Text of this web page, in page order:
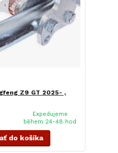
Z9 GT 2025- ,
Expedujeme
během 24-48 hod
do košíka